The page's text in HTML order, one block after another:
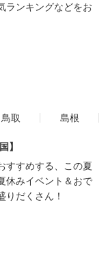
ランキングなどをお
鳥取 島根
】
すすめする、この夏
休みイベント＆おで
りだくさん！